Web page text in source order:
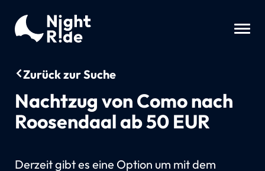
Zurück zur Suche
Nachtzug von Como nach
Roosendaal ab 50 EUR
Derzeit gibt es eine Option um mit dem